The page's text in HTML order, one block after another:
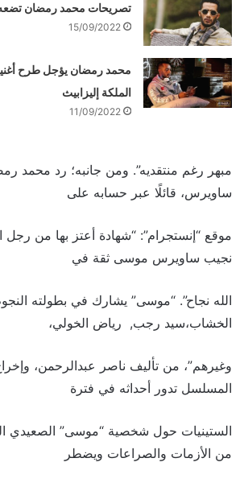
تصريحات محمد رمضان تضعه
15/09/2022
محمد رمضان يؤجل طرح
الملكة إليزابيث
11/09/2022
مبهر رغم منتقديه”. ومن جانبه؛ رد محمد
ساويرس، قائلًا عبر حسابه على
موقع “إنستجرام”: “شهادة أعتز بها من رجل
نجيب ساويرس موسى ثقة في
الله نجاح”. “موسى” يشارك في بطولته
الخشاب،سيد رجب, رياض الخولي،
وغيرهم”، من تأليف ناصر عبدالرحمن،
المسلسل تدور أحداثه في فترة
الستينيات حول شخصية “موسى” الصعيدي
من الأزمات والصراعات ويضطر